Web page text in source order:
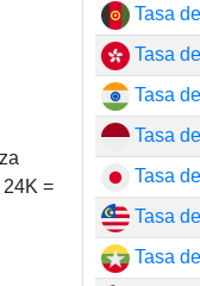
=
Tasa
Tasa
Tasa
Tasa
Tasa
Tasa
Tasa